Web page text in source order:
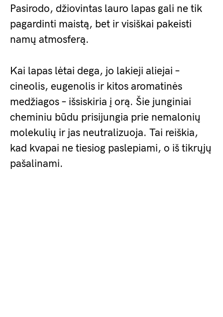
Pasirodo, džiovintas lauro lapas gali ne tik
pagardinti maistą, bet ir visiškai pakeisti
namų atmosferą.
Kai lapas lėtai dega, jo lakieji aliejai –
cineolis, eugenolis ir kitos aromatinės
medžiagos – išsiskiria į orą. Šie junginiai
cheminiu būdu prisijungia prie nemalonių
molekulių ir jas neutralizuoja. Tai reiškia,
kad kvapai ne tiesiog paslepiami, o iš tikrųjų
pašalinami.